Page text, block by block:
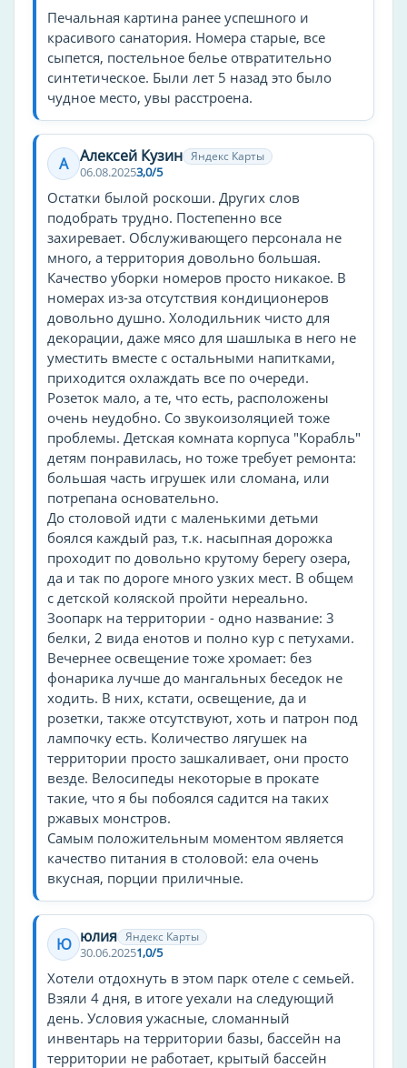
Отдых и развлечения
Библиотека
Дискотека
Снегоходы
Цены
высокие
Тип пляжа
песчаный
Питание
без питания
всё включено
Оборудование для кухни
плита
чайник
Особенности заведения
бесплатная парковка
детская анимация
Туры
корпоративный отдых
оздоровительные
Парковка
Платная парковка
Тип гостиницы
спа-отель
Частота уборки
ежедневно
Печальная картина ранее успешного и
красивого санатория. Номера старые, все
сыпется, постельное белье отвратительно
синтетическое. Были лет 5 назад это было
чудное место, увы расстроена.
А Алексей Кузин Яндекс Карты
06.08.20253,0/5
Остатки былой роскоши. Других слов
подобрать трудно. Постепенно все
захиревает. Обслуживающего персонала не
много, а территория довольно большая.
Качество уборки номеров просто никакое. В
номерах из-за отсутствия кондиционеров
довольно душно. Холодильник чисто для
декорации, даже мясо для шашлыка в него не
уместить вместе с остальными напитками,
приходится охлаждать все по очереди.
Розеток мало, а те, что есть, расположены
очень неудобно. Со звукоизоляцией тоже
проблемы. Детская комната корпуса "Корабль"
детям понравилась, но тоже требует ремонта:
большая часть игрушек или сломана, или
потрепана основательно.
До столовой идти с маленькими детьми
боялся каждый раз, т.к. насыпная дорожка
проходит по довольно крутому берегу озера,
да и так по дороге много узких мест. В общем
с детской коляской пройти нереально.
Зоопарк на территории - одно название: 3
белки, 2 вида енотов и полно кур с петухами.
Вечернее освещение тоже хромает: без
фонарика лучше до мангальных беседок не
ходить. В них, кстати, освещение, да и
розетки, также отсутствуют, хоть и патрон под
лампочку есть. Количество лягушек на
территории просто зашкаливает, они просто
везде. Велосипеды некоторые в прокате
такие, что я бы побоялся садится на таких
ржавых монстров.
Самым положительным моментом является
качество питания в столовой: ела очень
вкусная, порции приличные.
Ю юлия Яндекс Карты
30.06.20251,0/5
Хотели отдохнуть в этом парк отеле с семьей.
Взяли 4 дня, в итоге уехали на следующий
день. Условия ужасные, сломанный
инвентарь на территории базы, бассейн на
территории не работает, крытый бассейн